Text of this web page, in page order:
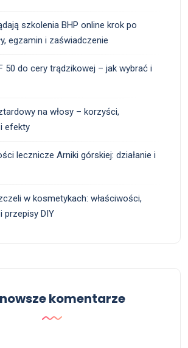
szkolenia BHP online krok po
egzamin i zaświadczenie
50 do cery trądzikowej – jak wybrać i
na włosy – korzyści,
efekty
lecznicze Arniki górskiej: działanie i
w kosmetykach: właściwości,
przepisy DIY
komentarze